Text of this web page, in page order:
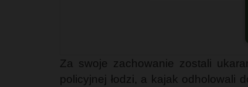
Za swoje zachowanie zostali
policyjnej łodzi, a kajak odholowali